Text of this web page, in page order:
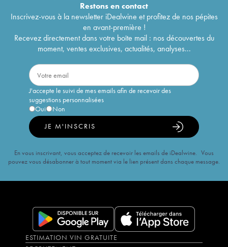
Restons encontact
Inscrivez-vous à la newsletter iDealwine et profitez de nos pépites
en avant-première !
Recevez directement dans votre boîte mail : nos découvertes du
moment, ventes exclusives, actualités, analyses...
J'accepte le suivi de mes emails afin de recevoir des
suggestions personnalisées
Oui
Non
JE M'INSCRIS
En vous inscrivant, vous acceptez de recevoir les emails de iDealwine. Vous
pouvez vous désabonner à tout moment via le lien présent dans chaque message.
ESTIMATION VIN GRATUITE